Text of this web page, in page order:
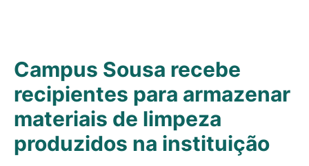
Campus Sousa recebe
recipientes para armazenar
materiais de limpeza
produzidos na instituição